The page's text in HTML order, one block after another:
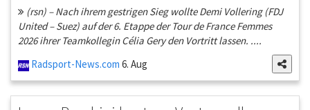
(rsn) – Nach ihrem gestrigen Sieg wollte Demi Vollering (FDJ
United – Suez) auf der 6. Etappe der Tour de France Femmes
2026 ihrer Teamkollegin Célia Gery den Vortritt lassen. ....
Radsport-News.com 6. Aug